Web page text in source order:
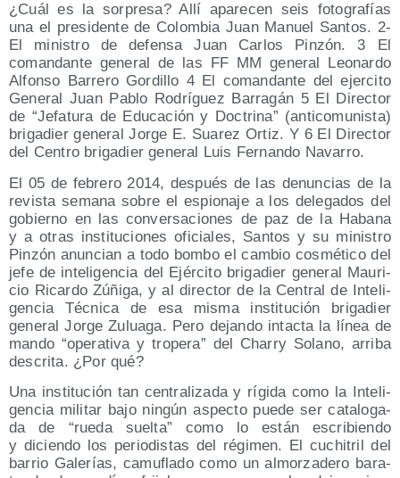
¿Cuál es la sor­pre­sa? Allí apa­re­cen seis foto­gra­fías
una el pre­si­den­te de Colom­bia Juan Manuel San­tos. 2-
El minis­tro de defen­sa Juan Car­los Pin­zón. 3 El
coman­dan­te gene­ral de las FF MM gene­ral Leo­nar­do
Alfon­so Barre­ro Gor­di­llo 4 El coman­dan­te del ejer­ci­to
Gene­ral Juan Pablo Rodrí­guez Barra­gán 5 El Direc­tor
de “Jefa­tu­ra de Edu­ca­ción y Doc­tri­na” (anti­co­mu­nis­ta)
bri­ga­dier gene­ral Jor­ge E. Sua­rez Ortiz. Y 6 El Direc­tor
del Cen­tro bri­ga­dier gene­ral Luis Fer­nan­do Navarro.
El 05 de febre­ro 2014, des­pués de las denun­cias de la
revis­ta sema­na sobre el espio­na­je a los dele­ga­dos del
gobierno en las con­ver­sa­cio­nes de paz de la Haba­na
y a otras ins­ti­tu­cio­nes ofi­cia­les, San­tos y su minis­tro
Pin­zón anun­cian a todo bom­bo el cam­bio cos­mé­ti­co del
jefe de inte­li­gen­cia del Ejér­ci­to bri­ga­dier gene­ral Mau­ri­
cio Ricar­do Zúñi­ga, y al direc­tor de la Cen­tral de Inte­li­
gen­cia Téc­ni­ca de esa mis­ma ins­ti­tu­ción bri­ga­dier
gene­ral Jor­ge Zulua­ga. Pero dejan­do intac­ta la línea de
man­do “ope­ra­ti­va y tro­pe­ra” del Charry Solano, arri­ba
des­cri­ta. ¿Por qué?
Una ins­ti­tu­ción tan cen­tra­li­za­da y rígi­da como la Inte­li­
gen­cia mili­tar bajo nin­gún aspec­to pue­de ser cata­lo­ga­
da de “rue­da suel­ta” como lo están escri­bien­do
y dicien­do los perio­dis­tas del régi­men. El cuchi­tril del
barrio Gale­rías, camu­fla­do como un almor­za­de­ro bara­